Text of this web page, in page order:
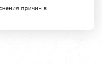
причин в